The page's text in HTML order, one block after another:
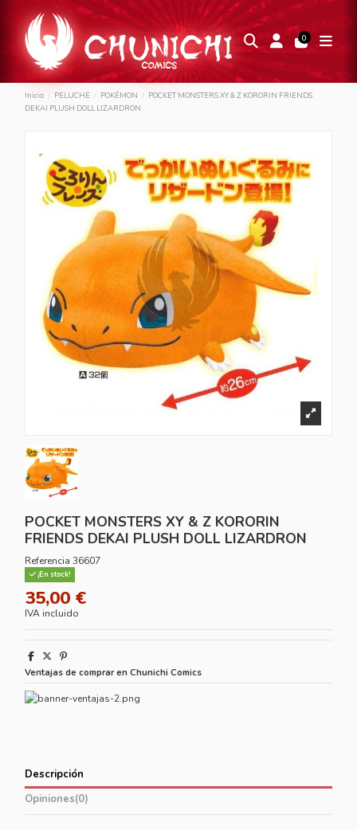
0
Inicio PELUCHE POKÉMON
POCKET MONSTERS XY & Z KORORIN FRIENDS
DEKAI PLUSH DOLL LIZARDRON
POCKET MONSTERS XY & Z KORORIN
FRIENDS DEKAI PLUSH DOLL LIZARDRON
Referencia 36607
¡En stock!
35,00 €
IVA incluido
Ventajas de comprar en Chunichi Comics
Descripción
Opiniones(0)